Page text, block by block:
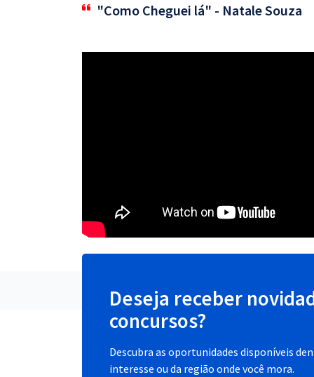
"Como Cheguei lá" - Natale Souza
Deseja receber
concursos?
Descubra as oportunidades disponíveis
interesse ou da região onde você mora.